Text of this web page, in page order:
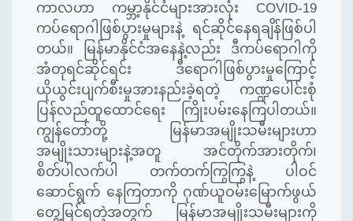
ကာလဟာ ကမ္ဘာ့နိုင်ငံများအားလုံး COVID-19
ကပ်ရောဂါဖြစ်ပွားမှုများနဲ့ ရင်ဆိုင်နေရချိန်ဖြစ်ပါ
တယ်။ မြန်မာနိုင်ငံအနေနဲ့လည်း ဒီကပ်ရောဂါကို
အံတုရင်ဆိုင်ရင်း ဒီရောဂါဖြစ်ပွားမှုကြောင့်
ယိုယွင်းပျက်စီးမှုအားနည်းခဲ့ရတဲ့ ကဏ္ဍပေါင်းစုံ
ပြန်လည်ထူထောင်ရေး ကြိုးပမ်းနေကြပါတယ်။
ကျွန်တော်တို့ မြန်မာအမျိုးသမီးများဟာ
အမျိုးသားများနဲ့အတူ အင်တိုက်အားတိုက်၊
စိတ်ပါလက်ပါ တက်တက်ကြွကြွနဲ့ ပါဝင်
ဆောင်ရွက် နေကြတာကို ဂုဏ်ယူဝမ်းမြောက်ဖွယ်
တွေ့မြင်ရတဲ့အတွက် မြန်မာအမျိုးသမီးများကို